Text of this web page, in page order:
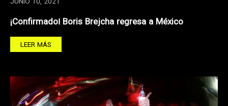
¡Confirmado! Boris Brejcha regresa a México
LEER MÁS